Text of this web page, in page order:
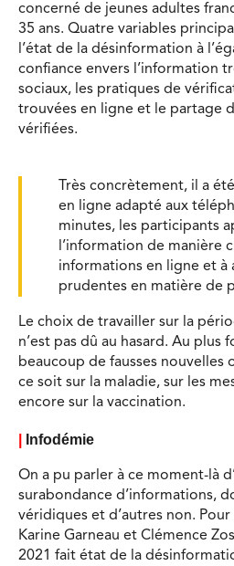
concerné de jeunes adultes
35 ans. Quatre variables
l’état de la désinformation à
confiance envers l’information
sociaux, les pratiques de
trouvées en ligne et le partage
vérifiées.
Très concrètement, il a
en ligne adapté aux
minutes, les participants
l’information de manière
informations en ligne et
prudentes en matière de
Le choix de travailler sur la
n’est pas dû au hasard. Au plus
beaucoup de fausses nouvelles
ce soit sur la maladie, sur les
encore sur la vaccination.
Infodémie
On a pu parler à ce moment-là
surabondance d’informations,
véridiques et d’autres non.
Karine Garneau et Clémence
2021 fait état de la